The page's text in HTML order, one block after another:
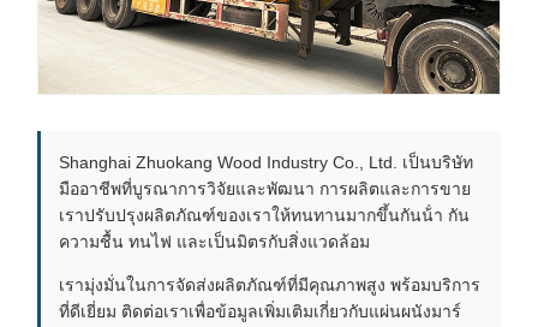
Shanghai Zhuokang Wood Industry Co., Ltd. เป็นบริษัท
มืออาชีพที่บูรณาการวิจัยและพัฒนา การผลิตและการขาย
เราปรับปรุงผลิตภัณฑ์ของเราให้ทนทานมากขึ้นกันน้ํา กัน
ความชื้น ทนไฟ และเป็นมิตรกับสิ่งแวดล้อม
เรามุ่งมั่นในการจัดส่งผลิตภัณฑ์ที่มีคุณภาพสูง พร้อมบริการ
ที่ดีเยี่ยม ติดต่อเราเพื่อข้อมูลเพิ่มเติมเกี่ยวกับแผ่นผนังมาร์